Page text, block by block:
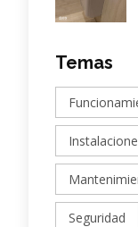
Temas
Seguridad